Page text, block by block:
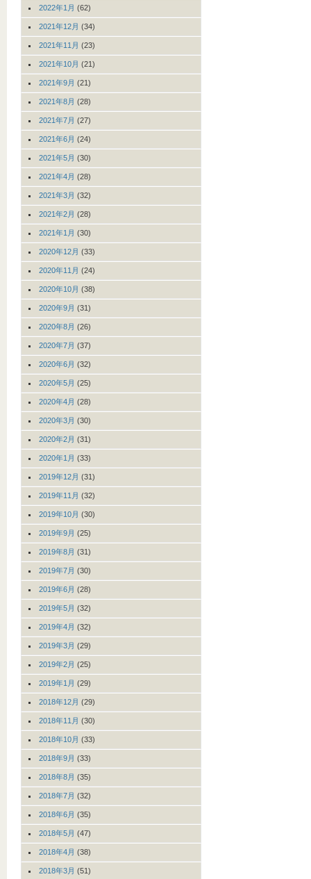
2022年1月 (62)
2021年12月 (34)
2021年11月 (23)
2021年10月 (21)
2021年9月 (21)
2021年8月 (28)
2021年7月 (27)
2021年6月 (24)
2021年5月 (30)
2021年4月 (28)
2021年3月 (32)
2021年2月 (28)
2021年1月 (30)
2020年12月 (33)
2020年11月 (24)
2020年10月 (38)
2020年9月 (31)
2020年8月 (26)
2020年7月 (37)
2020年6月 (32)
2020年5月 (25)
2020年4月 (28)
2020年3月 (30)
2020年2月 (31)
2020年1月 (33)
2019年12月 (31)
2019年11月 (32)
2019年10月 (30)
2019年9月 (25)
2019年8月 (31)
2019年7月 (30)
2019年6月 (28)
2019年5月 (32)
2019年4月 (32)
2019年3月 (29)
2019年2月 (25)
2019年1月 (29)
2018年12月 (29)
2018年11月 (30)
2018年10月 (33)
2018年9月 (33)
2018年8月 (35)
2018年7月 (32)
2018年6月 (35)
2018年5月 (47)
2018年4月 (38)
2018年3月 (51)